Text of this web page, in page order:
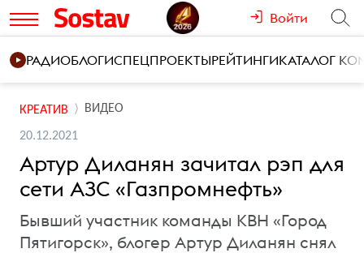
Войти
РАДИОБЛОГИСПЕЦПРОЕКТЫРЕЙТИНГИКАТАЛОГ
КРЕАТИВ ВИДЕО
20.12.2021
Артур Диланян зачитал рэп для
сети АЗС «Газпромнефть»
Бывший участник команды КВН «Город
Пятигорск», блогер Артур Диланян снял